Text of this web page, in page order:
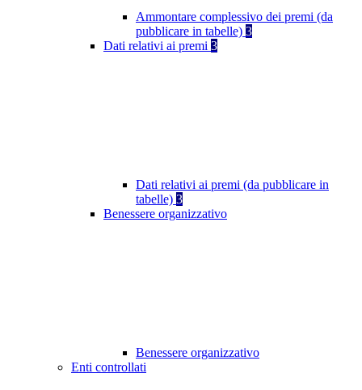
Ammontare complessivo dei premi (da
pubblicare in tabelle) 3
Dati relativi ai premi 3
Dati relativi ai premi (da pubblicare in
tabelle) 3
Benessere organizzativo
Benessere organizzativo
Enti controllati